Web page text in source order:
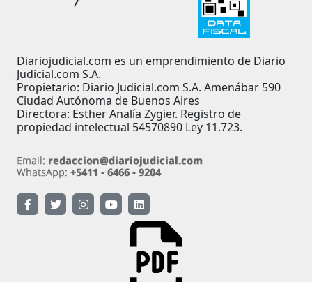
Diariojudicial.com es un emprendimiento de Diario
Judicial.com S.A.
Propietario: Diario Judicial.com S.A. Amenábar 590
Ciudad Autónoma de Buenos Aires
Directora: Esther Analía Zygier. Registro de
propiedad intelectual 54570890 Ley 11.723.